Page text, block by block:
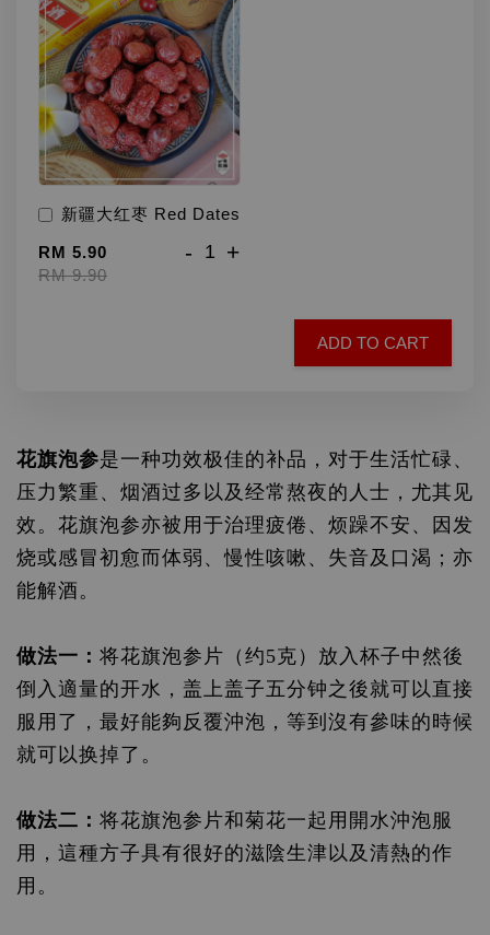
新疆大红枣 Red Dates
RM 5.90
RM 9.90
- +
ADD TO CART
花旗泡参是一种功效极佳的补品，对于生活忙碌、
压力繁重、烟酒过多以及经常熬夜的人士，尤其见
效。花旗泡参亦被用于治理疲倦、烦躁不安、因发
烧或感冒初愈而体弱、慢性咳嗽、失音及口渴；亦
能解酒。
做法一： 将花旗泡参片（约5克）放入杯子中然後
倒入適量的开水，盖上盖子五分钟之後就可以直接
服用了，最好能夠反覆沖泡，等到沒有參味的時候
就可以换掉了。
做法二： 将花旗泡参片和菊花一起用開水沖泡服
用，這種方子具有很好的滋陰生津以及清熱的作
用。